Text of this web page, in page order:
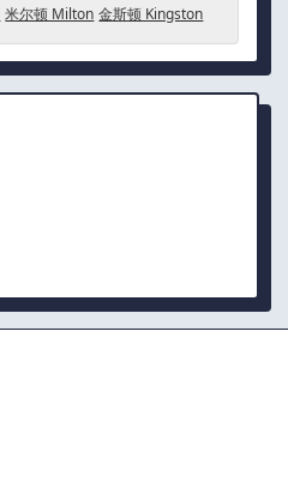
米尔顿 Milton 金斯顿 Kingston